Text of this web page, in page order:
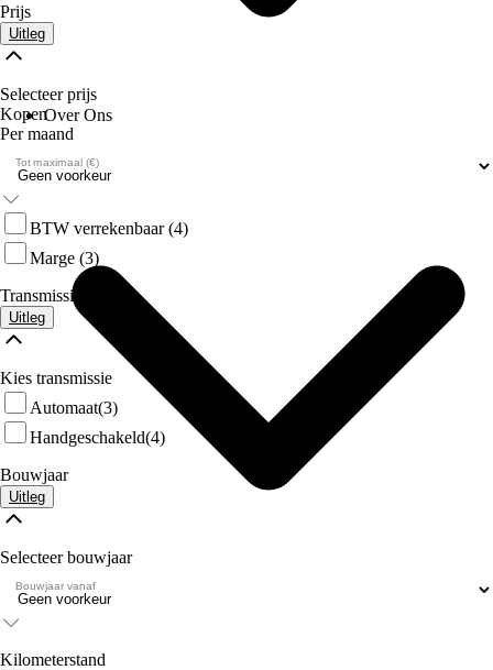
Over Ons
Prijs
Uitleg
Selecteer prijs
Kopen
Per maand
Tot maximaal (€)
BTW verrekenbaar(4)
Marge (3)
Transmissie
Uitleg
Kies transmissie
Automaat(3)
Handgeschakeld(4)
Bouwjaar
Uitleg
Selecteer bouwjaar
Bouwjaar vanaf
Kilometerstand